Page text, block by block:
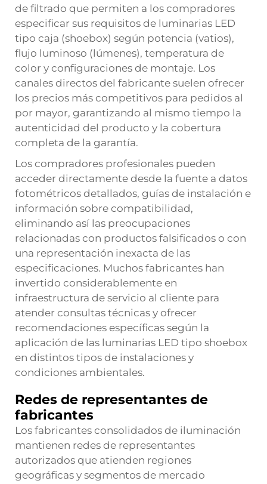
de filtrado que permiten a los compradores
especificar sus requisitos de luminarias LED
tipo caja (shoebox) según potencia (vatios),
flujo luminoso (lúmenes), temperatura de
color y configuraciones de montaje. Los
canales directos del fabricante suelen ofrecer
los precios más competitivos para pedidos al
por mayor, garantizando al mismo tiempo la
autenticidad del producto y la cobertura
completa de la garantía.
Los compradores profesionales pueden
acceder directamente desde la fuente a datos
fotométricos detallados, guías de instalación e
información sobre compatibilidad,
eliminando así las preocupaciones
relacionadas con productos falsificados o con
una representación inexacta de las
especificaciones. Muchos fabricantes han
invertido considerablemente en
infraestructura de servicio al cliente para
atender consultas técnicas y ofrecer
recomendaciones específicas según la
aplicación de las luminarias LED tipo shoebox
en distintos tipos de instalaciones y
condiciones ambientales.
Redes de representantes de
fabricantes
Los fabricantes consolidados de iluminación
mantienen redes de representantes
autorizados que atienden regiones
geográficas y segmentos de mercado